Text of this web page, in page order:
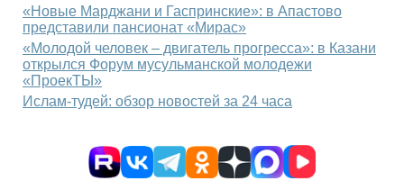
«Новые Марджани и Гаспринские»: в Апастово
представили пансионат «Мирас»
«Молодой человек – двигатель прогресса»: в Казани
открылся Форум мусульманской молодежи
«ПроекТЫ»
Ислам-тудей: обзор новостей за 24 часа